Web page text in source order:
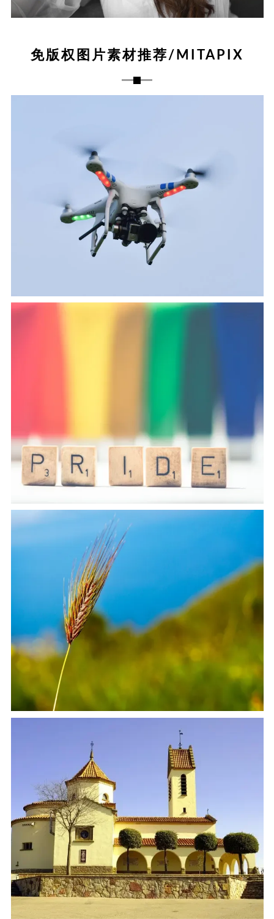
免版权图片素材推荐/MITAPIX